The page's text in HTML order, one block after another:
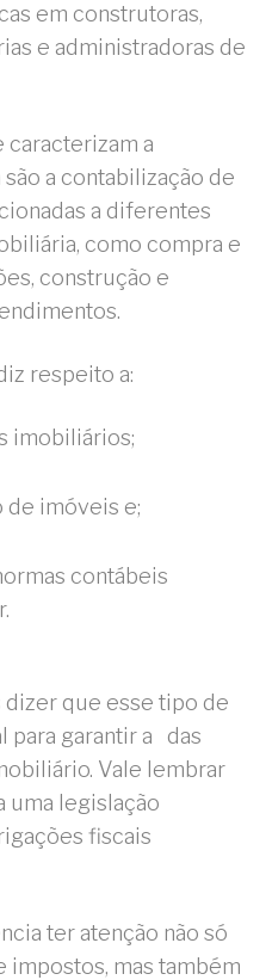
em construtoras,
e administradoras de
caracterizam a
a contabilização de
a diferentes
como compra e
construção e
respeito a:
imobiliários;
de imóveis e;
contábeis
dizer que esse tipo de
para garantir a das
Vale lembrar
uma legislação
fiscais
ter atenção não só
impostos, mas também